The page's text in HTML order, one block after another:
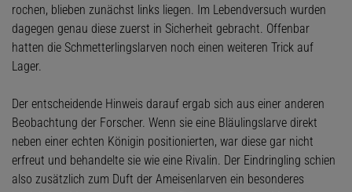
rochen, blieben zunächst links liegen. Im Lebendversuch wurden
dagegen genau diese zuerst in Sicherheit gebracht. Offenbar
hatten die Schmetterlingslarven noch einen weiteren Trick auf
Lager.
Der entscheidende Hinweis darauf ergab sich aus einer anderen
Beobachtung der Forscher. Wenn sie eine Bläulingslarve direkt
neben einer echten Königin positionierten, war diese gar nicht
erfreut und behandelte sie wie eine Rivalin. Der Eindringling schien
also zusätzlich zum Duft der Ameisenlarven ein besonderes